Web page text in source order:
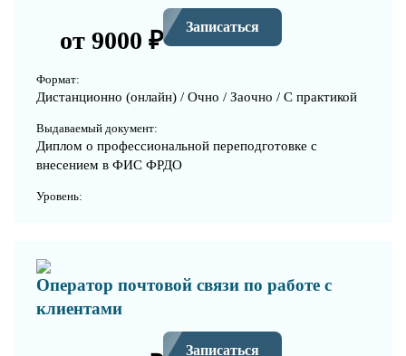
от 9000 ₽ Записаться
Формат:
Дистанционно (онлайн) / Очно / Заочно / С практикой
Выдаваемый документ:
Диплом о профессиональной переподготовке с
внесением в ФИС ФРДО
Уровень:
Оператор почтовой связи по работе с
клиентами
Записаться